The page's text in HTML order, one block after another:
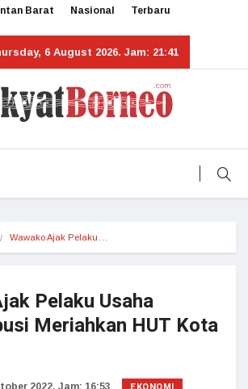
Barat Nasional Terbaru
6 August 2026. Jam: 21:41
Wawako Ajak Pelaku…
Pelaku Usaha
Meriahkan HUT Kota
2022. Jam: 16:53